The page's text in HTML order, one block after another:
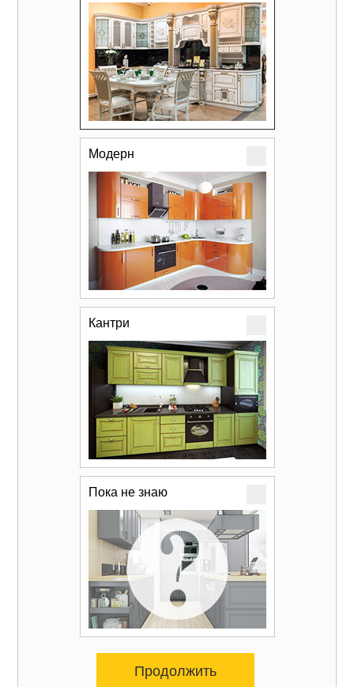
Модерн
Кантри
Пока не знаю
Продолжить